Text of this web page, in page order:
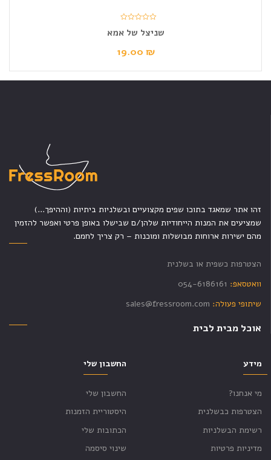
שניצל של אמא
19.00 ₪
זהו אתר שמאגד בתוכו שפים מקצועיים ובשלניות ביתיות (וההיפך...)
שמציעים את המנות הייחודיות שלהן/ם שבישלו באופן פרטי ואפשר להזמין
מהם ישירות ארוחות מבושלות ומוכנות – רק צריך לחמם.
הצטרפות כשפית או בשלנית
וואטסאפ: 054-6186161
שיתופי פעולה: sales@fressroom.com
אוכל מבית לבית
החשבון שלי
החשבון שלי
היסטוריית הזמנות
הכתובות שלי
שינוי סיסמה
מידע
מי אנחנו?
הצטרפות כבשלנית
רשימת הבשלניות
מדיניות פרטיות